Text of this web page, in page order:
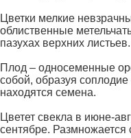
Цветки мелкие
облиственные
пазухах верхних
Плод – односеменные
собой, образуя
находятся семена.
Цветет свекла в июне-
сентябре. Размножается